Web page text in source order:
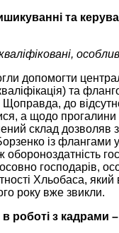
та
допомогти
та
до
а щодо прогалини
склад дозволяв
із флангами
обороноздатність
господарів,
Хльобаса, який
року вже звикли.
роботі з кадрами